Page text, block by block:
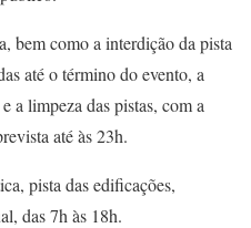
bem como a interdição da pista
até o término do evento, a
a limpeza das pistas, com a
até às 23h.
pista das edificações,
das 7h às 18h.